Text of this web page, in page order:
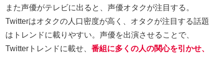
また声優がテレビに出ると、声優オタクが注目する。
Twitterはオタクの人口密度が高く、オタクが注目する話題
はトレンドに載りやすい。声優を出演させることで、
Twitterトレンドに載せ、 番組に多くの人の関心を引かせ、